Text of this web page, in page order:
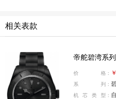
相关表款
帝舵碧湾系
价 格：
系 列：
机 芯 类 型：